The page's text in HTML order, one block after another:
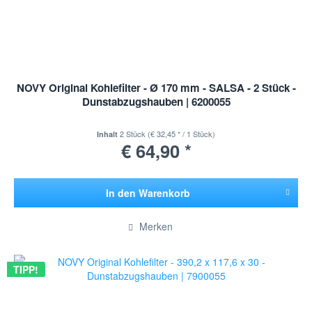
NOVY Original Kohlefilter - Ø 170 mm - SALSA - 2 Stück -
Dunstabzugshauben | 6200055
Inhalt2 Stück (€ 32,45 * / 1 Stück)
€ 64,90 *
In den Warenkorb
Merken
TIPP!